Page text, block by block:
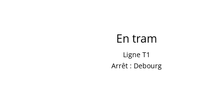
En tram
Ligne T1
Arrêt : Debourg